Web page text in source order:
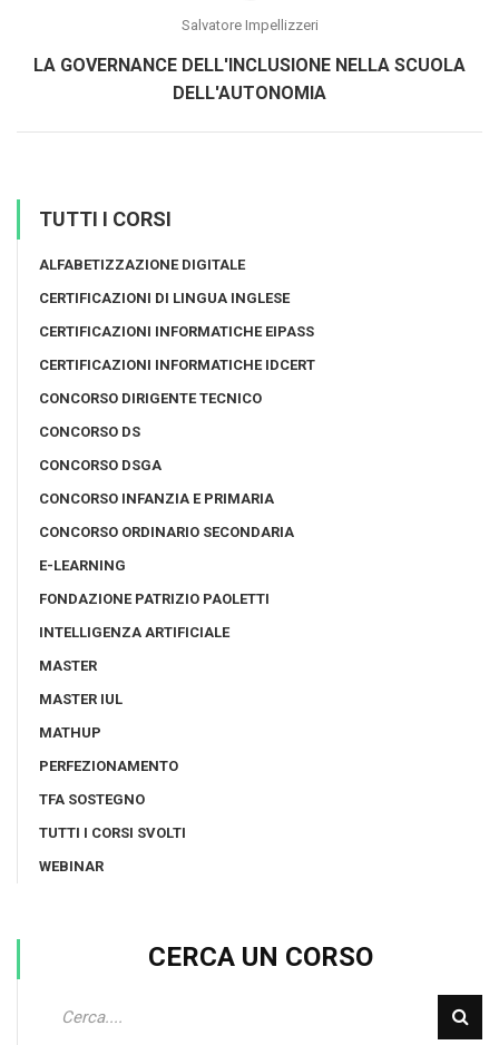
Salvatore Impellizzeri
LA GOVERNANCE DELL'INCLUSIONE NELLA SCUOLA
DELL'AUTONOMIA
TUTTI I CORSI
ALFABETIZZAZIONE DIGITALE
CERTIFICAZIONI DI LINGUA INGLESE
CERTIFICAZIONI INFORMATICHE EIPASS
CERTIFICAZIONI INFORMATICHE IDCERT
CONCORSO DIRIGENTE TECNICO
CONCORSO DS
CONCORSO DSGA
CONCORSO INFANZIA E PRIMARIA
CONCORSO ORDINARIO SECONDARIA
E-LEARNING
FONDAZIONE PATRIZIO PAOLETTI
INTELLIGENZA ARTIFICIALE
MASTER
MASTER IUL
MATHUP
PERFEZIONAMENTO
TFA SOSTEGNO
TUTTI I CORSI SVOLTI
WEBINAR
CERCA UN CORSO